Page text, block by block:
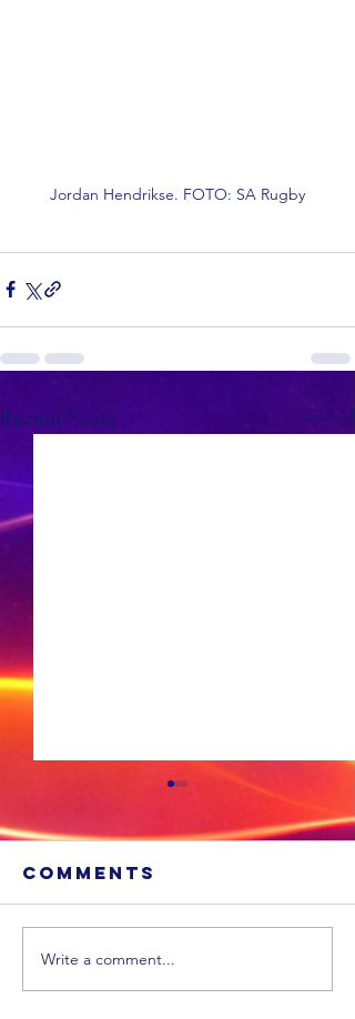
Jordan Hendrikse. FOTO: SA Rugby
Recent Posts See All
MIDDAG
SPORT:
Comments
Write a comment...